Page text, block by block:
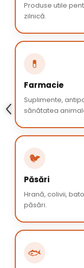
Produse utile
zilnică.
💊
Farmacie
Suplimente,
sănătatea
🐦
Păsări
Hrană, colivii,
păsări.
🐟